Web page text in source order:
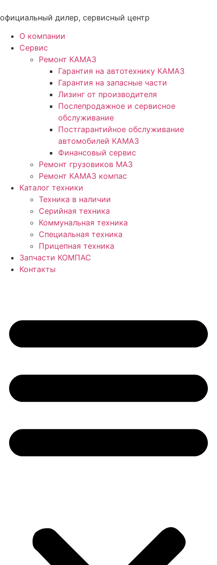
к
официальный дилер, сервисный центр
О компании
Сервис
Ремонт КАМАЗ
Гарантия на автотехнику КАМАЗ
Гарантия на запасные части
Лизинг от производителя
Послепродажное и сервисное
обслуживание
Постгарантийное обслуживание
автомобилей КАМАЗ
Финансовый сервис
Ремонт грузовиков МАЗ
Ремонт КАМАЗ компас
Каталог техники
Техника в наличии
Серийная техника
Коммунальная техника
Специальная техника
Прицепная техника
Запчасти КОМПАС
Контакты